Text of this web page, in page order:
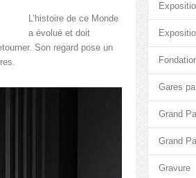
L’histoire de ce Monde
a évolué et doit
Son regard pose un
Gares
Grand
Grand
Gravure